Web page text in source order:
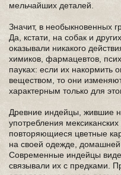
мельчайших деталей.
Значит, в необыкновенных
Да, кстати, на собак и
оказывали никакого
химиков, фармацевтов,
пауках: если их накормить
веществом, то они
характерным только для
Древние индейцы, жившие
употребления
повторяющиеся цветные
на своей одежде,
Современные индейцы
связывали их с предками.